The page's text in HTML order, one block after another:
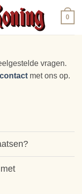
0
vragen.
contact met ons op.